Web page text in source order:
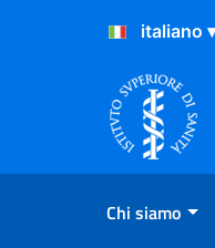
Salta al Contenuto
Salta al Footer
Chi siamo